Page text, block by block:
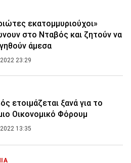
εκατομμυριούχοι»
στο Νταβός και ζητούν να
άμεσα
23:29
ετοιμάζεται ξανά για το
Οικονομικό Φόρουμ
13:35